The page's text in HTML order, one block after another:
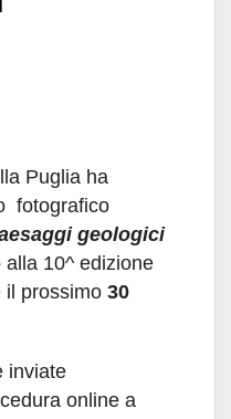
Puglia ha
fotografico
geologici
10^ edizione
il prossimo 30
inviate
online a